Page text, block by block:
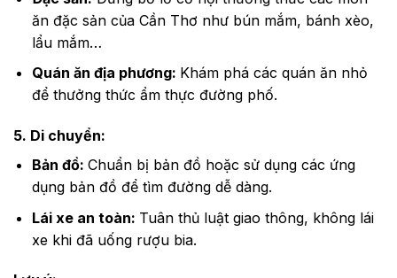
ăn đặc sản của Cần Thơ như bún mắm, bánh xèo,
lẩu mắm…
Quán ăn địa phương: Khám phá các quán ăn nhỏ
để thưởng thức ẩm thực đường phố.
5. Di chuyển:
Bản đồ: Chuẩn bị bản đồ hoặc sử dụng các ứng
dụng bản đồ để tìm đường dễ dàng.
Lái xe an toàn: Tuân thủ luật giao thông, không lái
xe khi đã uống rượu bia.